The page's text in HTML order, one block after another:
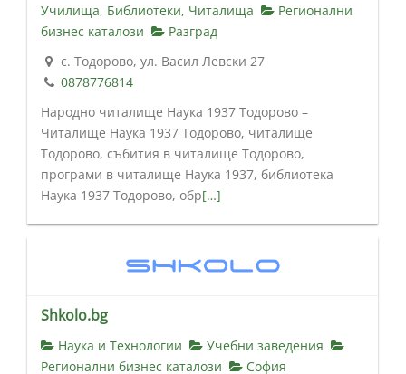
Училища, Библиотеки, Читалища
Регионални
бизнес каталози
Разград
с. Тодорово, ул. Васил Левски 27
0878776814
Народно читалище Наука 1937 Тодорово –
Читалище Наука 1937 Тодорово, читалище
Тодорово, събития в читалище Тодорово,
програми в читалище Наука 1937, библиотека
Наука 1937 Тодорово, обр[…]
Shkolo.bg
Наука и Технологии
Учебни заведения
Регионални бизнес каталози
София